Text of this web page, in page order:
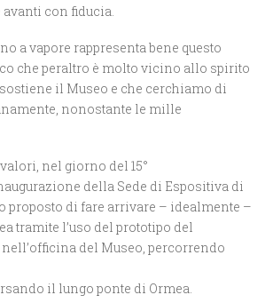
con fiducia.
a vapore rappresenta bene questo
che peraltro è molto vicino allo spirito
il Museo e che cerchiamo di
nonostante le mille
nel giorno del 15°
della Sede di Espositiva di
proposto di fare arrivare – idealmente –
tramite l’uso del prototipo del
del Museo, percorrendo
il lungo ponte di Ormea.